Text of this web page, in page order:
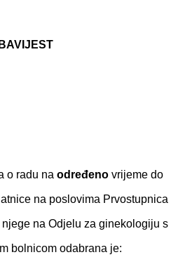
o radu na određeno vrijeme do
na poslovima Prvostupnica
na Odjelu za ginekologiju s
bolnicom odabrana je: